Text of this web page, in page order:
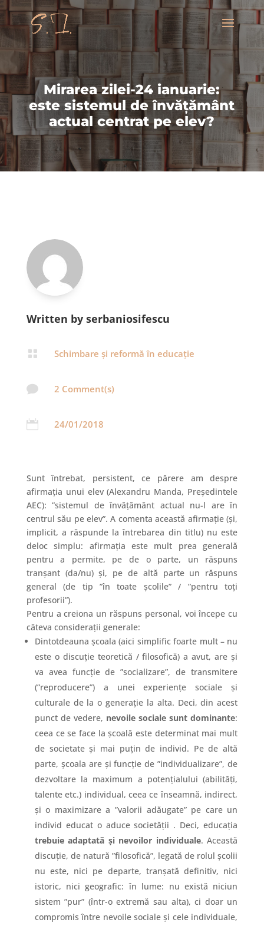
Mirarea zilei-24 ianuarie:
este sistemul de învățământ
actual centrat pe elev?
Written by serbaniosifescu
 Schimbare și reformă în educație
 2 Comment(s)
 24/01/2018
Sunt întrebat, persistent, ce părere am despre
afirmația unui elev (Alexandru Manda, Președintele
AEC): ”sistemul de învățământ actual nu-l are în
centrul său pe elev”. A comenta această afirmație (și,
implicit, a răspunde la întrebarea din titlu) nu este
deloc simplu: afirmația este mult prea generală
pentru a permite, pe de o parte, un răspuns
tranșant (da/nu) și, pe de altă parte un răspuns
general (de tip ”în toate școlile” / ”pentru toți
profesorii”).
Pentru a creiona un răspuns personal, voi începe cu
câteva considerații generale:
Dintotdeauna școala (aici simplific foarte mult – nu
este o discuție teoretică / filosofică) a avut, are și
va avea funcție de ”socializare”, de transmitere
(”reproducere”) a unei experiențe sociale și
culturale de la o generație la alta. Deci, din acest
punct de vedere, nevoile sociale sunt dominante:
ceea ce se face la școală este determinat mai mult
de societate și mai puțin de individ. Pe de altă
parte, școala are și funcție de ”individualizare”, de
dezvoltare la maximum a potențialului (abilități,
talente etc.) individual, ceea ce înseamnă, indirect,
și o maximizare a ”valorii adăugate” pe care un
individ educat o aduce societății . Deci, educația
trebuie adaptată și nevoilor individuale. Această
discuție, de natură ”filosofică”, legată de rolul școlii
nu este, nici pe departe, tranșată definitiv, nici
istoric, nici geografic: în lume: nu există niciun
sistem ”pur” (într-o extremă sau alta), ci doar un
compromis între nevoile sociale și cele individuale,